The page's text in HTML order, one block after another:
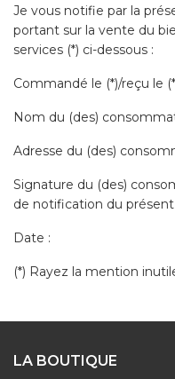
Je vous notifie par la
portant sur la vente du
services (*) ci-dessous :
Commandé le (*)/reçu le
Nom du (des)
Adresse du (des)
Signature du (des)
de notification du
Date :
(*) Rayez la mention
LA BOUTIQUE